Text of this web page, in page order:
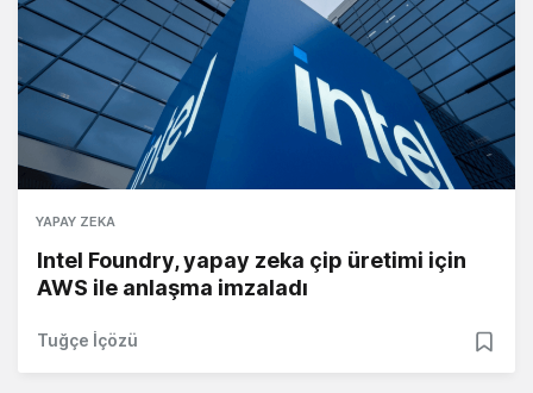
YAPAY ZEKA
Intel Foundry, yapay zeka çip üretimi için
AWS ile anlaşma imzaladı
Tuğçe İçözü